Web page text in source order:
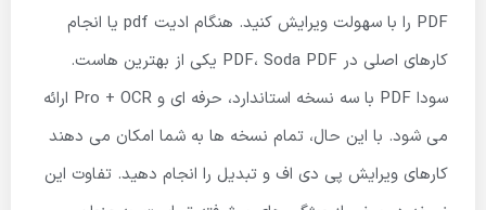
PDF را با سهولت ویرایش کنید. هنگام ادیت pdf یا انجام
کارهای اصلی در PDF، Soda PDF یکی از بهترین هاست.
سودا PDF با سه نسخه استاندارد، حرفه ای و Pro + OCR ارائه
می شود. با این حال، تمام نسخه ها به شما امکان می دهند
کارهای ویرایش پی دی اف و تبدیل را انجام دهید. تفاوت این